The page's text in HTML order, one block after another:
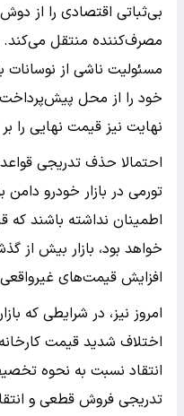
بی‌ثباتی اقتصادی را از
مصرف‌کننده منتقل
مسئولیت ناشی از نوسانات
خود را از محل پیش‌پرداخت
نهایت نیز قیمت نهایی را
احتمالا حذف تدریجی
تورمی در بازار خودرو دامن
اطمینان نداشته باشند
خواهد بود، بازار بیش از
افزایش قیمت‌های
امروز نیز، در شرایطی که
اختلاف شدید قیمت کارخانه
انتقاد نسبت به نحوه
تدریجی فروش قطعی و